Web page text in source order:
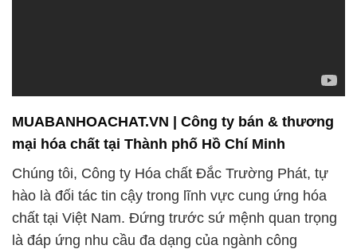
MUABANHOACHAT.VN | Công ty bán & thương
mại hóa chất tại Thành phố Hồ Chí Minh
Chúng tôi, Công ty Hóa chất Đắc Trường Phát, tự
hào là đối tác tin cậy trong lĩnh vực cung ứng hóa
chất tại Việt Nam. Đứng trước sứ mệnh quan trọng
là đáp ứng nhu cầu đa dạng của ngành công